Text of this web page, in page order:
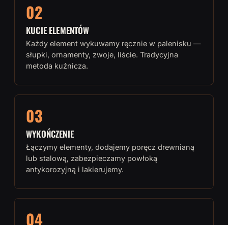
02
KUCIE ELEMENTÓW
Każdy element wykuwamy ręcznie w palenisku —
słupki, ornamenty, zwoje, liście. Tradycyjna
metoda kuźnicza.
03
WYKOŃCZENIE
Łączymy elementy, dodajemy poręcz drewnianą
lub stalową, zabezpieczamy powłoką
antykorozyjną i lakierujemy.
04